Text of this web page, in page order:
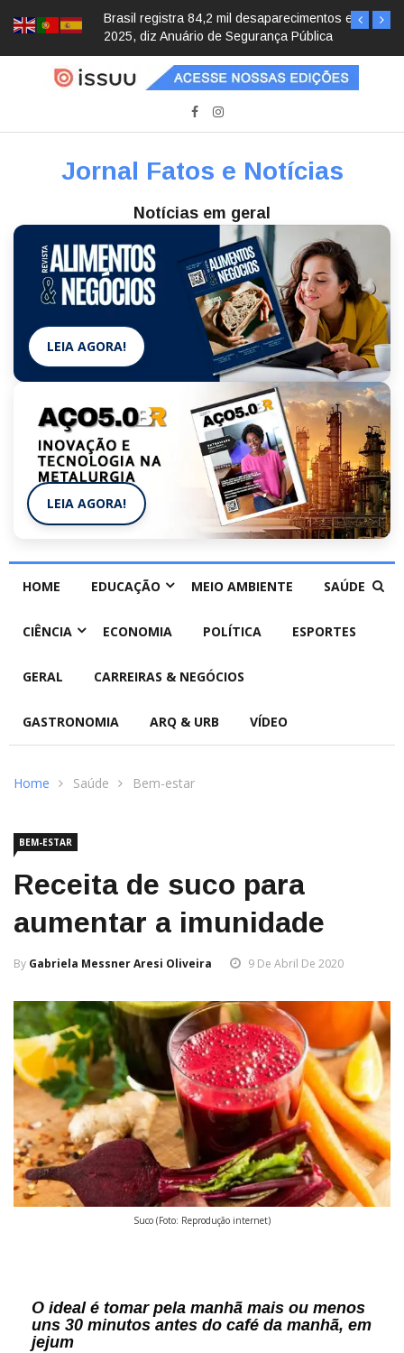
Brasil registra 84,2 mil desaparecimentos em
2025, diz Anuário de Segurança Pública
Jornal Fatos e Notícias
Notícias em geral
LEIA AGORA!
LEIA AGORA!
HOME EDUCAÇÃO MEIO AMBIENTE SAÚDE
CIÊNCIA ECONOMIA POLÍTICA ESPORTES
GERAL CARREIRAS & NEGÓCIOS
GASTRONOMIA ARQ & URB VÍDEO
Home Saúde Bem-estar
BEM-ESTAR
Receita de suco para
aumentar a imunidade
By Gabriela Messner Aresi Oliveira 9 De Abril De 2020
Suco (Foto: Reprodução internet)
O ideal é tomar pela manhã mais ou menos
uns 30 minutos antes do café da manhã, em
jejum